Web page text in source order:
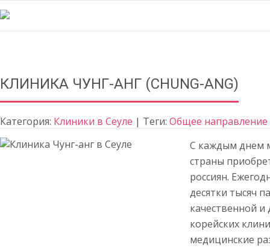
КЛИНИКА ЧУНГ-АНГ (CHUNG-ANG)
Категория: Клиники в Сеуле | Теги: Общее направление
С каждым днем
страны
россиян.
десятки тысяч
качественной
корейских
медицинские